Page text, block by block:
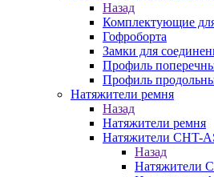
Назад
Комплектующие
Гофроборта
Замки для
Профиль
Профиль
Натяжители ремня
Назад
Натяжители ремня
Натяжители CHT-
Назад
Натяжители